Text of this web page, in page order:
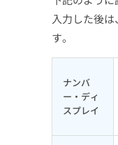
入力した後
す。
ナンバ
ー・ディ
スプレイ